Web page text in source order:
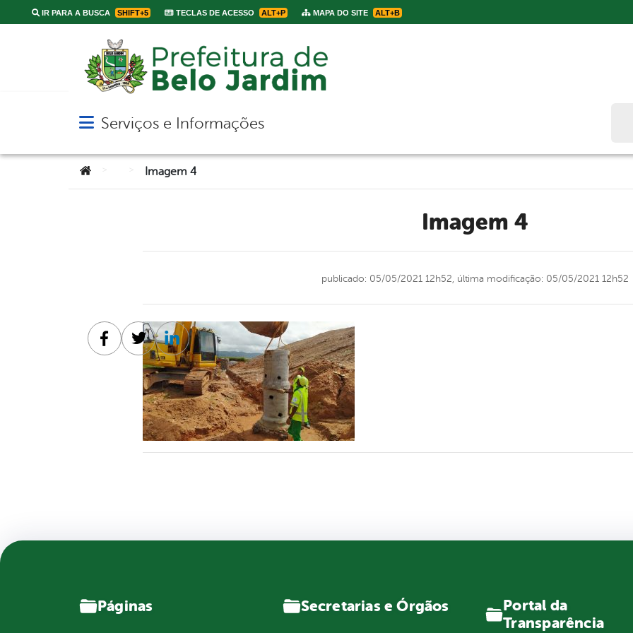
IR PARA A BUSCA SHIFT+5 TECLAS DE ACESSO ALT+P MAPA DO SITE ALT+B
Abrir menu principal de navegação
Serviços e Informações
Você está aqui:Imagem 4
Imagem 4
publicado: 05/05/2021 12h52, última modificação: 05/05/2021 12h52
Facebook
TwitterLinkedin
Páginas Secretarias e Órgãos
Portal da
Transparência